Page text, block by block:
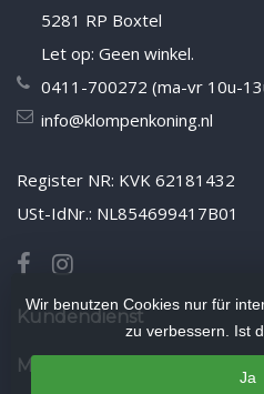
5281 RP Boxtel
Let op: Geen winkel.
0411-700272 (ma-vr 10u-
info@klompenkoning.nl
Register NR: KVK 62181432
USt-IdNr.: NL854699417B01
Kundendienst
Mein Konto
Wir benutzen Cookies nur für
zu verbessern. Ist
Ja